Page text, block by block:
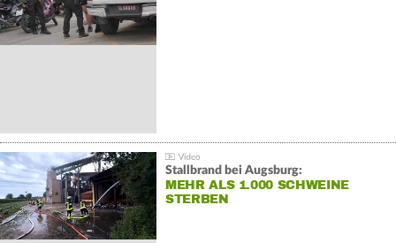
Stallbrand bei Augsburg:
MEHR ALS 1.000 SCHWEINE
STERBEN